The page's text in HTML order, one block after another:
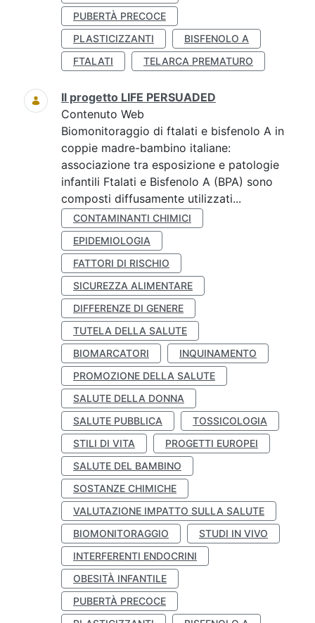
PUBERTÀ PRECOCE
PLASTICIZZANTI
BISFENOLO A
FTALATI
TELARCA PREMATURO
Il progetto LIFE PERSUADED
Contenuto Web
Biomonitoraggio di ftalati e bisfenolo A in
coppie madre-bambino italiane:
associazione tra esposizione e patologie
infantili Ftalati e Bisfenolo A (BPA) sono
composti diffusamente utilizzati...
CONTAMINANTI CHIMICI
EPIDEMIOLOGIA
FATTORI DI RISCHIO
SICUREZZA ALIMENTARE
DIFFERENZE DI GENERE
TUTELA DELLA SALUTE
BIOMARCATORI
INQUINAMENTO
PROMOZIONE DELLA SALUTE
SALUTE DELLA DONNA
SALUTE PUBBLICA
TOSSICOLOGIA
STILI DI VITA
PROGETTI EUROPEI
SALUTE DEL BAMBINO
SOSTANZE CHIMICHE
VALUTAZIONE IMPATTO SULLA SALUTE
BIOMONITORAGGIO
STUDI IN VIVO
INTERFERENTI ENDOCRINI
OBESITÀ INFANTILE
PUBERTÀ PRECOCE